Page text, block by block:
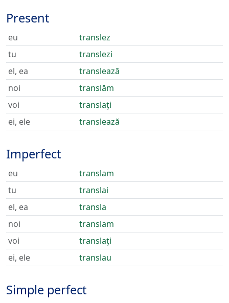
Present
eu
translez
tu
translezi
el, ea
translează
noi
translăm
voi
translați
ei, ele
translează
Imperfect
eu
translam
tu
translai
el, ea
transla
noi
translam
voi
translați
ei, ele
translau
Simple perfect